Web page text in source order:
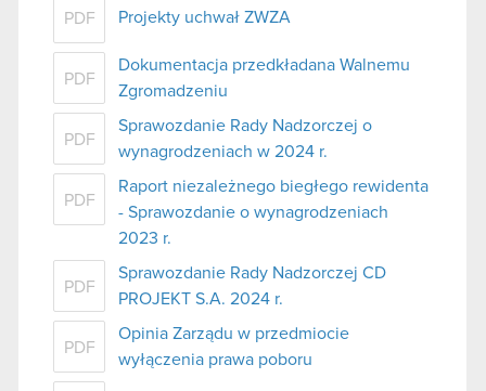
PDF Projekty uchwał ZWZA
PDF
Dokumentacja przedkładana Walnemu
Zgromadzeniu
PDF
Sprawozdanie Rady Nadzorczej o
wynagrodzeniach w 2024 r.
PDF
Raport niezależnego biegłego rewidenta
- Sprawozdanie o wynagrodzeniach
2023 r.
PDF
Sprawozdanie Rady Nadzorczej CD
PROJEKT S.A. 2024 r.
PDF
Opinia Zarządu w przedmiocie
wyłączenia prawa poboru